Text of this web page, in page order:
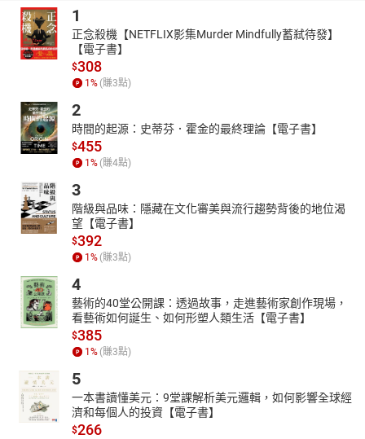
1
正念殺機【NETFLIX影集Murder Mindfully蓄弒待發】
【電子書】
$308
1 % (賺3點)
2
時間的起源：史蒂芬．霍金的最終理論【電子書】
$455
1 % (賺4點)
3
階級與品味：隱藏在文化審美與流行趨勢背後的地位渴
望【電子書】
$392
1 % (賺3點)
4
藝術的40堂公開課：透過故事，走進藝術家創作現場，
看藝術如何誕生、如何形塑人類生活【電子書】
$385
1 % (賺3點)
5
一本書讀懂美元：9堂課解析美元邏輯，如何影響全球經
濟和每個人的投資【電子書】
$266